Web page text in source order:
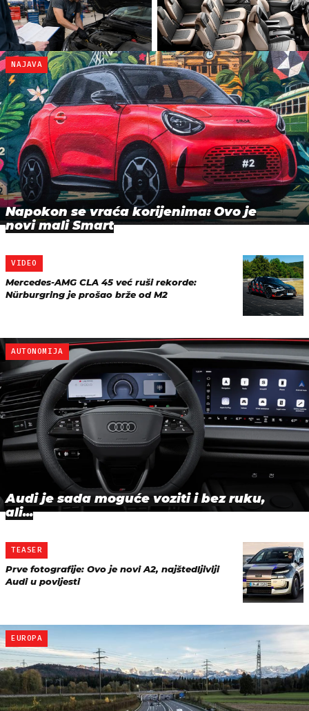
NAJAVA
Napokon se vraća korijenima: Ovo je
novi mali Smart
VIDEO
Mercedes-AMG CLA 45 već ruši rekorde:
Nürburgring je prošao brže od M2
AUTONOMIJA
Audi je sada moguće voziti i bez ruku,
ali...
TEASER
Prve fotografije: Ovo je novi A2, najštedljiviji
Audi u povijesti
EUROPA